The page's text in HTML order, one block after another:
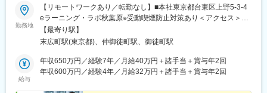
越駅、市川真間駅、リゾートゲートウェイ・ステーション駅、幸
谷駅、京成幕張本郷駅、八柱駅、原木中山駅、船橋競馬場駅、西
登戸駅、新高島駅、海老名駅(相鉄・小田急)、北茅ケ崎駅、馬車道
駅、高津駅(神奈川県)、新綱島駅、子安駅、西梅田駅、大阪難波
駅、千里中央駅(大阪モノレール)、玉川駅(大阪府)、鴫野駅、白鷺
駅、大阪天満宮駅、千鳥橋駅、大小路駅、宮之阪駅、高槻駅、東
勤務地
【リモートワークあり／転勤なし】■本社東京都台東区上野5-3-4
eラーニング・ラボ秋葉原※受動喫煙防止対策あり＜アクセス＞東
京メトロ銀座線「末広町駅」徒歩2分JR各線、東京メトロ日比谷
線、つくばエクスプレス「秋葉原駅」徒歩7分
【最寄り駅】
末広町駅(東京都)、仲御徒町駅、御徒町駅
給与
年収650万円／経験7年／月給40万円＋諸手当＋賞与年2回
年収600万円／経験4年／月給32万円＋諸手当＋賞与年2回